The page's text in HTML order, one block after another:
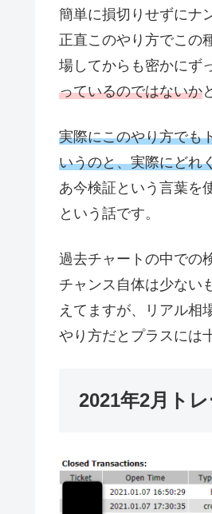
簡単に損切りせずにナ
正直このやり方でこの
場してからも密かにず
っているのではないか
実際にこのやり方でも
いうのと、実際にどれ
あ今検証という言葉を
という話です。
過去チャートの中での
チャンス自体は少ない
えてますが、リアル相
やり方だとプラスには
2021年2月ト